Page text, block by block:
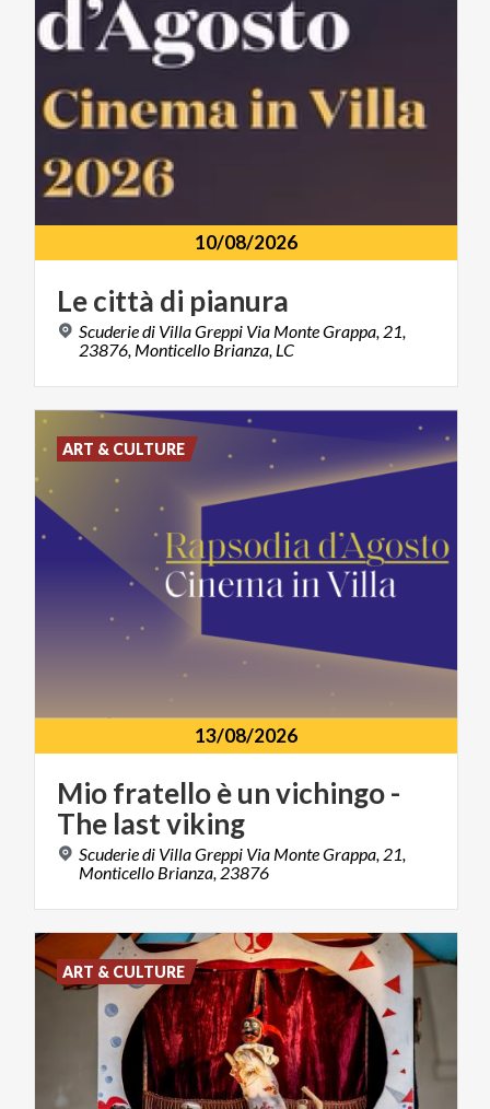
10/08/2026
Lecittà di pianura
Scuderie di Villa Greppi Via Monte Grappa, 21,
23876, Monticello Brianza, LC
13/08/2026
Miofratelloèunvichingo-
The lastviking
Scuderie di Villa Greppi Via Monte Grappa, 21,
Monticello Brianza, 23876
ART & CULTURE
ART & CULTURE